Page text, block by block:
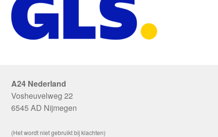
A24 Nederland
Vosheuvelweg 22
6545 AD Nijmegen
(Het wordt niet gebruikt bij klachten)